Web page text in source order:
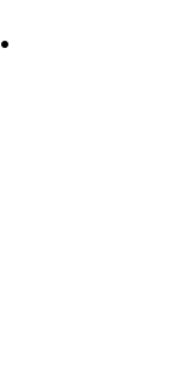
.